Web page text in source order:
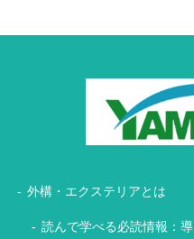
外構・エクステリアとは
読んで学べる必読情報：導